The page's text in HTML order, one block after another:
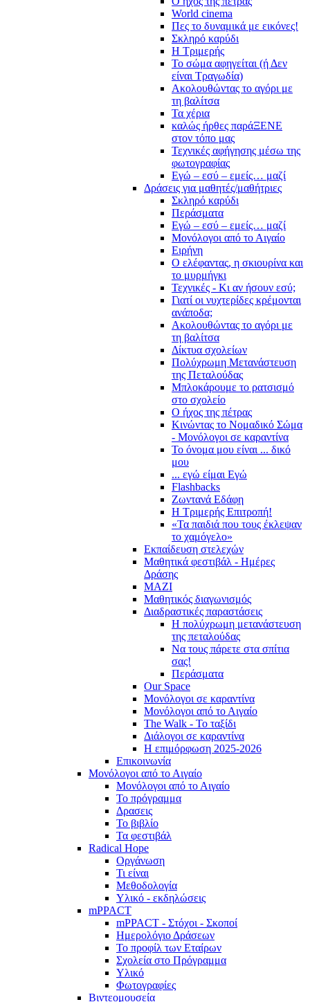
World cinema
Πες το δυναμικά με εικόνες!
Σκληρό καρύδι
Η Τριμερής
Το σώμα αφηγείται (ή Δεν
είναι Τραγωδία)
Ακολουθώντας το αγόρι με
τη βαλίτσα
Τα χέρια
καλώς ήρθες παράΞΕΝΕ
στον τόπο μας
Τεχνικές αφήγησης μέσω της
φωτογραφίας
Εγώ – εσύ – εμείς… μαζί
Δράσεις για μαθητές/μαθήτριες
Σκληρό καρύδι
Περάσματα
Εγώ – εσύ – εμείς… μαζί
Μονόλογοι από το Αιγαίο
Ειρήνη
Ο ελέφαντας, η σκιουρίνα και
το μυρμήγκι
Τεχνικές - Κι αν ήσουν εσύ;
Γιατί οι νυχτερίδες κρέμονται
ανάποδα;
Ακολουθώντας το αγόρι με
τη βαλίτσα
Δίκτυα σχολείων
Πολύχρωμη Μετανάστευση
της Πεταλούδας
Μπλοκάρουμε το ρατσισμό
στο σχολείο
Ο ήχος της πέτρας
Κινώντας το Νομαδικό Σώμα
- Μονόλογοι σε καραντίνα
Το όνομα μου είναι ... δικό
μου
... εγώ είμαι Εγώ
Flashbacks
Ζωντανά Εδάφη
Η Τριμερής Επιτροπή!
«Τα παιδιά που τους έκλεψαν
το χαμόγελο»
Εκπαίδευση στελεχών
Μαθητικά φεστιβάλ - Ημέρες
Δράσης
ΜΑΖΙ
Μαθητικός διαγωνισμός
Διαδραστικές παραστάσεις
Η πολύχρωμη μετανάστευση
της πεταλούδας
Να τους πάρετε στα σπίτια
σας!
Περάσματα
Our Space
Μονόλογοι σε καραντίνα
Μονόλογοι από το Αιγαίο
The Walk - Το ταξίδι
Διάλογοι σε καραντίνα
Η επιμόρφωση 2025-2026
Επικοινωνία
Μονόλογοι από το Αιγαίο
Μονόλογοι από το Αιγαίο
Το πρόγραμμα
Δρασεις
Το βιβλίο
Τα φεστιβάλ
Radical Hope
Οργάνωση
Τι είναι
Μεθοδολογία
Υλικό - εκδηλώσεις
mPPACT
mPPACT - Στόχοι - Σκοποί
Ημερολόγιο Δράσεων
Το προφίλ των Εταίρων
Σχολεία στο Πρόγραμμα
Υλικό
Φωτογραφίες
Βιντεομουσεία